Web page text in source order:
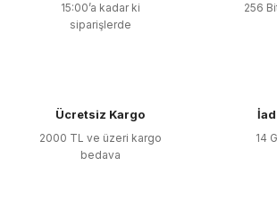
Ürün açıklamasında eksik bilgiler bulunuyor.
Ürün bilgilerinde hatalar bulunuyor.
15:00’a kadar ki
siparişlerde
256
Ücretsiz Kargo
2000 TL ve üzeri kargo
bedava
14